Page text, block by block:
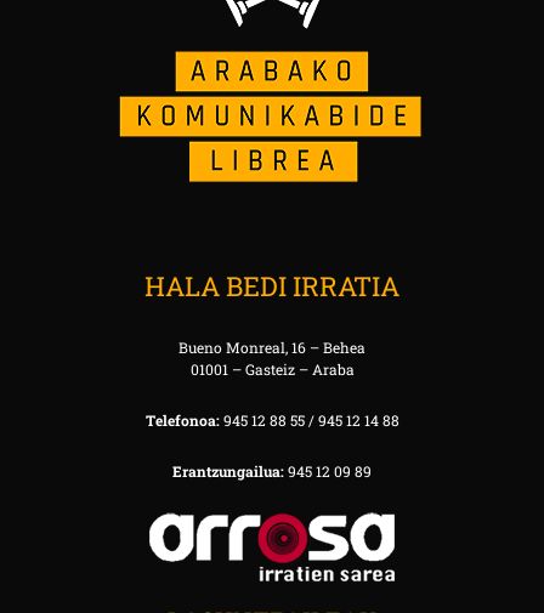
HALA BEDI IRRATIA
Bueno Monreal, 16 – Behea
01001 – Gasteiz – Araba
Telefonoa:945 12 88 55 / 945 12 14 88
Erantzungailua:945 12 09 89